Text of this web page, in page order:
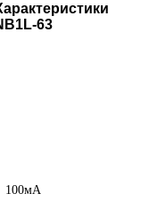
63
100мА